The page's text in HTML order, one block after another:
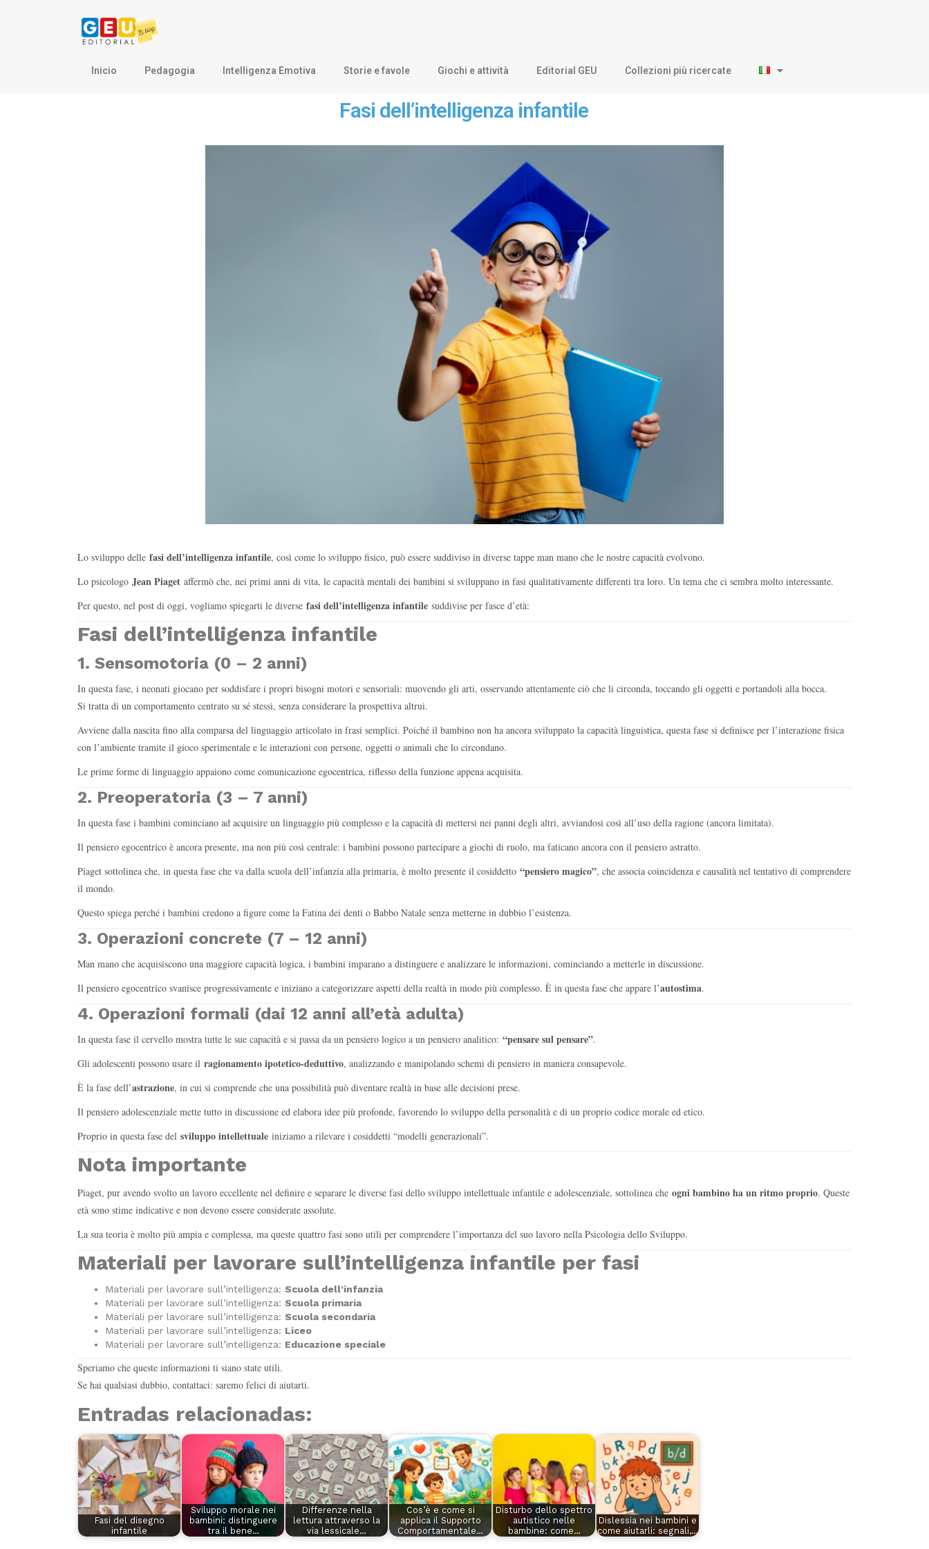
Inicio Pedagogia Intelligenza Emotiva Storie e favole Giochi e attività Editorial GEU Collezioni più ricercate
Fasi dell’intelligenza infantile
Lo sviluppo delle fasi dell’intelligenza infantile, così come lo sviluppo fisico, può essere suddiviso in diverse tappe man mano che le nostre capacità evolvono.
Lo psicologo Jean Piaget affermò che, nei primi anni di vita, le capacità mentali dei bambini si sviluppano in fasi qualitativamente differenti tra loro. Un tema che ci sembra molto interessante.
Per questo, nel post di oggi, vogliamo spiegarti le diverse fasi dell’intelligenza infantile suddivise per fasce d’età:
Fasi dell’intelligenza infantile
1. Sensomotoria (0 – 2 anni)
In questa fase, i neonati giocano per soddisfare i propri bisogni motori e sensoriali: muovendo gli arti, osservando attentamente ciò che li circonda, toccando gli oggetti e portandoli alla bocca.
Si tratta di un comportamento centrato su sé stessi, senza considerare la prospettiva altrui.
Avviene dalla nascita fino alla comparsa del linguaggio articolato in frasi semplici. Poiché il bambino non ha ancora sviluppato la capacità linguistica, questa fase si definisce per l’interazione fisica
con l’ambiente tramite il gioco sperimentale e le interazioni con persone, oggetti o animali che lo circondano.
Le prime forme di linguaggio appaiono come comunicazione egocentrica, riflesso della funzione appena acquisita.
2. Preoperatoria (3 – 7 anni)
In questa fase i bambini cominciano ad acquisire un linguaggio più complesso e la capacità di mettersi nei panni degli altri, avviandosi così all’uso della ragione (ancora limitata).
Il pensiero egocentrico è ancora presente, ma non più così centrale: i bambini possono partecipare a giochi di ruolo, ma faticano ancora con il pensiero astratto.
Piaget sottolinea che, in questa fase che va dalla scuola dell’infanzia alla primaria, è molto presente il cosiddetto “pensiero magico”, che associa coincidenza e causalità nel tentativo di comprendere
il mondo.
Questo spiega perché i bambini credono a figure come la Fatina dei denti o Babbo Natale senza metterne in dubbio l’esistenza.
3. Operazioni concrete (7 – 12 anni)
Man mano che acquisiscono una maggiore capacità logica, i bambini imparano a distinguere e analizzare le informazioni, cominciando a metterle in discussione.
Il pensiero egocentrico svanisce progressivamente e iniziano a categorizzare aspetti della realtà in modo più complesso. È in questa fase che appare l’autostima.
4. Operazioni formali (dai 12 anni all’età adulta)
In questa fase il cervello mostra tutte le sue capacità e si passa da un pensiero logico a un pensiero analitico: “pensare sul pensare”.
Gli adolescenti possono usare il ragionamento ipotetico-deduttivo, analizzando e manipolando schemi di pensiero in maniera consapevole.
È la fase dell’astrazione, in cui si comprende che una possibilità può diventare realtà in base alle decisioni prese.
Il pensiero adolescenziale mette tutto in discussione ed elabora idee più profonde, favorendo lo sviluppo della personalità e di un proprio codice morale ed etico.
Proprio in questa fase del sviluppo intellettuale iniziamo a rilevare i cosiddetti “modelli generazionali”.
Nota importante
Piaget, pur avendo svolto un lavoro eccellente nel definire e separare le diverse fasi dello sviluppo intellettuale infantile e adolescenziale, sottolinea che ogni bambino ha un ritmo proprio. Queste
età sono stime indicative e non devono essere considerate assolute.
La sua teoria è molto più ampia e complessa, ma queste quattro fasi sono utili per comprendere l’importanza del suo lavoro nella Psicologia dello Sviluppo.
Materiali per lavorare sull’intelligenza infantile per fasi
Materiali per lavorare sull’intelligenza: Scuola dell’infanzia
Materiali per lavorare sull’intelligenza: Scuola primaria
Materiali per lavorare sull’intelligenza: Scuola secondaria
Materiali per lavorare sull’intelligenza: Liceo
Materiali per lavorare sull’intelligenza: Educazione speciale
Speriamo che queste informazioni ti siano state utili.
Se hai qualsiasi dubbio, contattaci: saremo felici di aiutarti.
Entradas relacionadas:
Fasi del disegno
infantile
Sviluppo morale nei
bambini: distinguere
tra il bene…
Differenze nella
lettura attraverso la
via lessicale…
Cos’è e come si
applica il Supporto
Comportamentale…
Disturbo dello spettro
autistico nelle
bambine: come…
Dislessia nei bambini e
come aiutarli: segnali,…